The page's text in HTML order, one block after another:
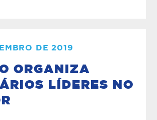
DE 2019
ORGANIZA
LÍDERES NO